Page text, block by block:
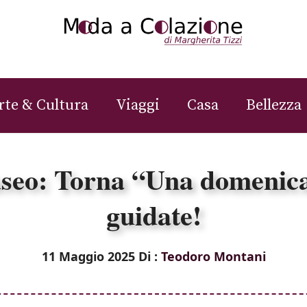
& Cultura Viaggi Casa Bellezza
Torna “Una
guidate!
11 Maggio 2025 Di : Teodoro Montani